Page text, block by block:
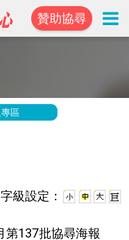
贊助協尋
區
字級設定：
137批協尋海報